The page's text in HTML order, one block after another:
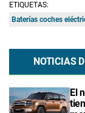
ETIQUETAS:
Baterías coches
NOTICIAS
El